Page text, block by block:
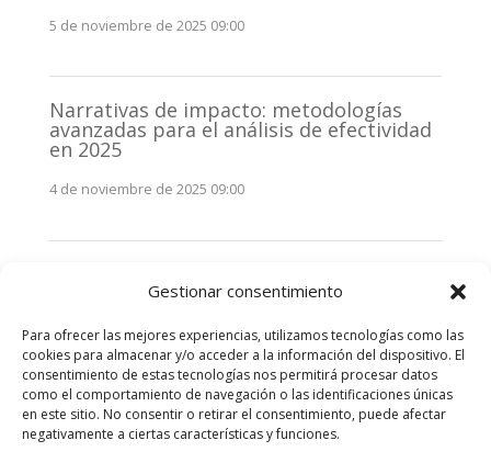
Gestionar consentimiento
Para ofrecer las mejores experiencias, utilizamos tecnologías como las
cookies para almacenar y/o acceder a la información del dispositivo. El
consentimiento de estas tecnologías nos permitirá procesar datos
como el comportamiento de navegación o las identificaciones únicas
en este sitio. No consentir o retirar el consentimiento, puede afectar
negativamente a ciertas características y funciones.
5 de noviembre de 2025 09:00
Narrativas de impacto: metodologías
avanzadas para el análisis de efectividad
en 2025
4 de noviembre de 2025 09:00
stakeholders en 2025: La clave de la
3 de noviembre de 2025 09:00
Comentarios recientes